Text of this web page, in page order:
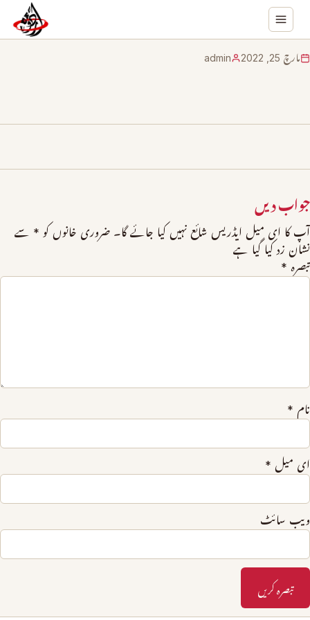
مارچ 25, 2022 admin
جواب دیں
آپ کا ای میل ایڈریس شائع نہیں کیا جائے گا۔ ضروری خانوں کو * سے
نشان زد کیا گیا ہے
تبصرہ *
نام *
ای میل *
ویب‌ سائٹ